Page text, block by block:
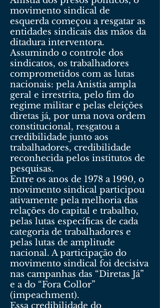
movimento sindical de
esquerda começou a resgatar as
entidades sindicais das mãos da
ditadura interventora.
Assumindo o controle dos
sindicatos, os trabalhadores
comprometidos com as lutas
nacionais: pela Anistia ampla
geral e irrestrita, pelo fim do
regime militar e pelas eleições
diretas já, por uma nova ordem
constitucional, resgatou a
credibilidade junto aos
trabalhadores, credibilidade
reconhecida pelos institutos de
pesquisas.
Entre os anos de 1978 a 1990, o
movimento sindical participou
ativamente pela melhoria das
relações do capital e trabalho,
pelas lutas específicas de cada
categoria de trabalhadores e
pelas lutas de amplitude
nacional. A participação do
movimento sindical foi decisiva
nas campanhas das “Diretas Já”
e a do “Fora Collor”
(impeachment).
Essa credibilidade do